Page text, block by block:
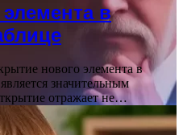
в
нового элемента в
значительным
отражает не…